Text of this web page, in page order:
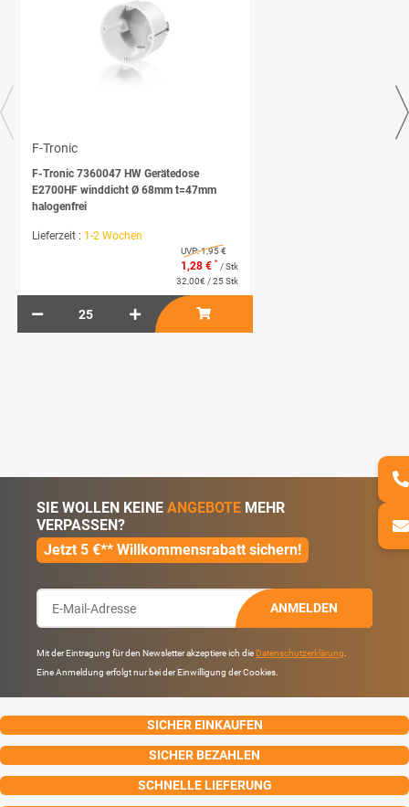
F-Tronic
F-Tronic 7360047 HW Gerätedose
E2700HF winddicht Ø 68mm t=47mm
halogenfrei
Lieferzeit : 1-2 Wochen
UVP:1,95 €
1,28 € * / Stk
32,00€ / 25 Stk
SIE WOLLEN KEINE ANGEBOTE MEHR
VERPASSEN?
Jetzt 5 €** Willkommensrabatt sichern!
ANMELDEN
Mit der Eintragung für den Newsletter akzeptiere ich die Datenschutzerklärung
Eine Anmeldung erfolgt nur bei der Einwilligung der Cookies.
SICHER EINKAUFEN
SICHER BEZAHLEN
SCHNELLE LIEFERUNG